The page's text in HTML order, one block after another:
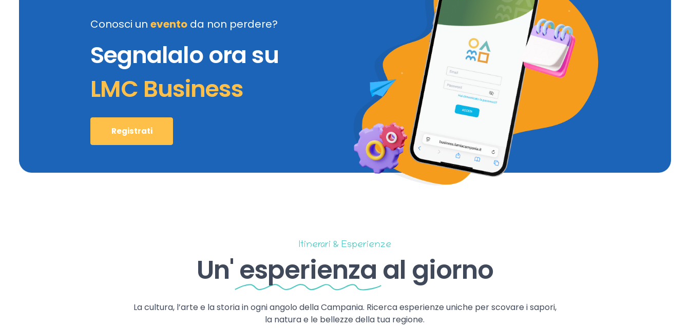
Conosci un evento da non perdere?
Segnalalo ora su
LMC Business
Registrati
Itinerari & Esperienze
Un' esperienza al giorno
La cultura, l’arte e la storia in ogni angolo della Campania. Ricerca esperienze uniche per scovare i sapori,
la natura e le bellezze della tua regione.